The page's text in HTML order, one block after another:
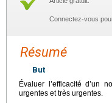
Connectez-vous
Résumé
But
Évaluer l’efficacité d’un
urgentes et très urgentes.